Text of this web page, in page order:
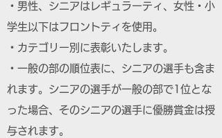
・男性、シニアはレギュラーティ、女性・小
学生以下はフロントティを使用。
・カテゴリー別に表彰いたします。
・一般の部の順位表に、シニアの選手も含ま
れます。シニアの選手が一般の部で1位とな
った場合、そのシニアの選手に優勝賞金は授
与されます。